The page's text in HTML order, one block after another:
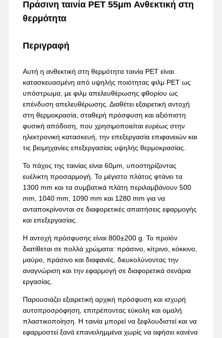
Πράσινη ταινία PET 55μm Ανθεκτική στη
θερμότητα
Περιγραφή
Αυτή η ανθεκτική στη θερμότητα ταινία PET είναι
κατασκευασμένη από υψηλής ποιότητας φιλμ PET ως
υπόστρωμα, με φιλμ απελευθέρωσης φθορίου ως
επένδυση απελευθέρωσης. Διαθέτει εξαιρετική αντοχή
στη θερμοκρασία, σταθερή πρόσφυση και αξιόπιστη
φυσική απόδοση, που χρησιμοποιείται ευρέως στην
ηλεκτρονική κατασκευή, την επεξεργασία επιφανειών και
τις βιομηχανίες επεξεργασίας υψηλής θερμοκρασίας.
Το πάχος της ταινίας είναι 60μm, υποστηρίζοντας
ευέλικτη προσαρμογή. Το μέγιστο πλάτος φτάνει τα
1300 mm και τα συμβατικά πλάτη περιλαμβάνουν 500
mm, 1040 mm, 1090 mm και 1280 mm για να
ανταποκρίνονται σε διαφορετικές απαιτήσεις εφαρμογής
και επεξεργασίας.
Η αντοχή πρόσφυσης είναι 800±200 g. Το προϊόν
διατίθεται σε πολλά χρώματα: πράσινο, κίτρινο, κόκκινο,
μαύρο, πράσινο και διαφανές, διευκολύνοντας την
αναγνώριση και την εφαρμογή σε διαφορετικά σενάρια
εργασίας.
Παρουσιάζει εξαιρετική αρχική πρόσφυση και ισχυρή
αυτοπροσρόφηση, επιτρέποντας εύκολη και ομαλή
πλαστικοποίηση. Η ταινία μπορεί να ξεφλουδιστεί και να
εφαρμοστεί ξανά επανειλημμένα χωρίς να αφήσει κανένα